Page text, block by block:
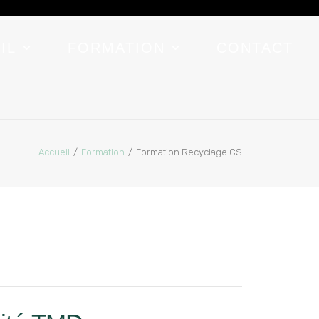
Accueil Formation Formation Recyclage CS